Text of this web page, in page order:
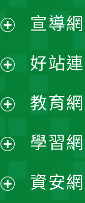
開
選
單
開
選
單
開
選
開
宣導
好站
教育
學習
資安